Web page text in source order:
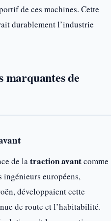
de ces machines. Cette
durablement l’industrie
marquantes de
de latraction avantcomme
européens,
développaient cette
de route et l’habitabilité.